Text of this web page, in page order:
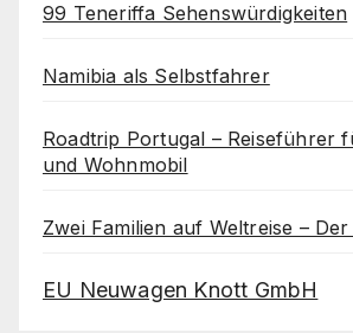
99 Teneriffa Sehenswürdigkeiten
Namibia als Selbstfahrer
Roadtrip Portugal – Reiseführer
und Wohnmobil
Zwei Familien auf Weltreise – Der
EU Neuwagen Knott GmbH